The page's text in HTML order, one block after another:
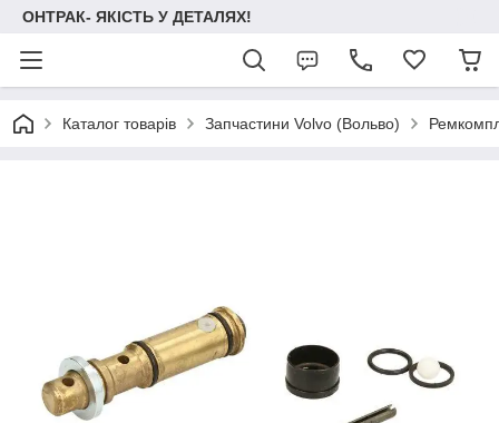
ОНТРАК- ЯКІСТЬ У ДЕТАЛЯХ!
Каталог товарів Запчастини Volvo (Вольво)